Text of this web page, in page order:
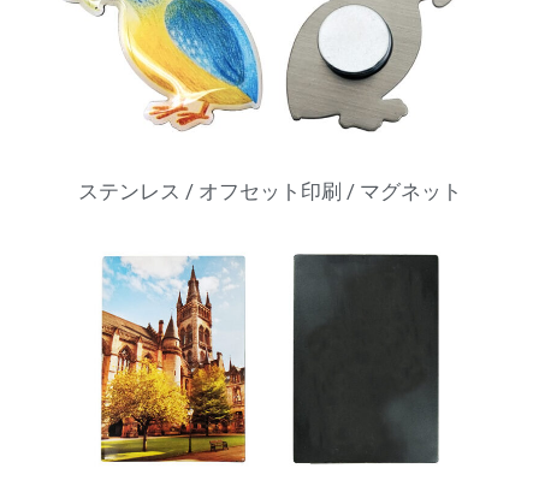
ステンレス / オフセット印刷 / マグネット